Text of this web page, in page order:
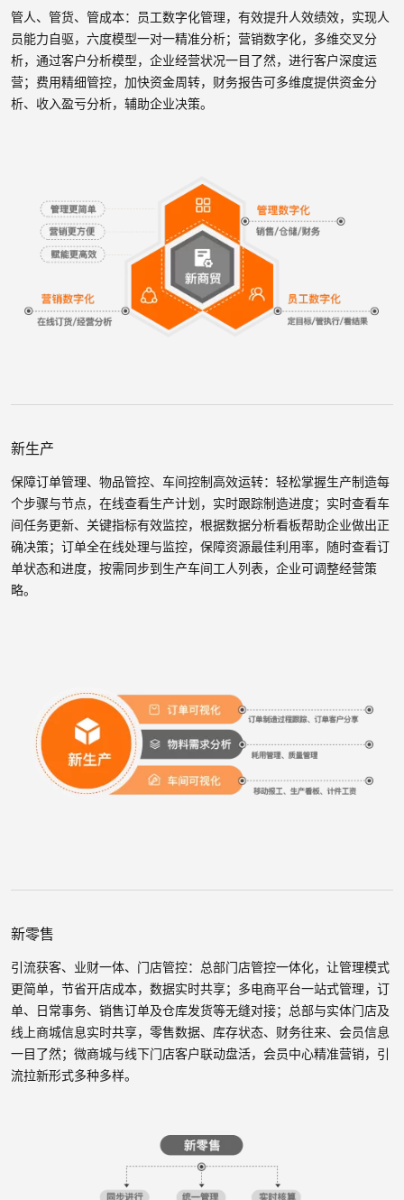
管人、管货、管成本：员工数字化管理，有效提升人效绩效，实现人
员能力自驱，六度模型一对一精准分析；营销数字化，多维交叉分
析，通过客户分析模型，企业经营状况一目了然，进行客户深度运
营；费用精细管控，加快资金周转，财务报告可多维度提供资金分
析、收入盈亏分析，辅助企业决策。
新生产
保障订单管理、物品管控、车间控制高效运转：轻松掌握生产制造每
个步骤与节点，在线查看生产计划，实时跟踪制造进度；实时查看车
间任务更新、关键指标有效监控，根据数据分析看板帮助企业做出正
确决策；订单全在线处理与监控，保障资源最佳利用率，随时查看订
单状态和进度，按需同步到生产车间工人列表，企业可调整经营策
略。
新零售
引流获客、业财一体、门店管控：总部门店管控一体化，让管理模式
更简单，节省开店成本，数据实时共享；多电商平台一站式管理，订
单、日常事务、销售订单及仓库发货等无缝对接；总部与实体门店及
线上商城信息实时共享，零售数据、库存状态、财务往来、会员信息
一目了然；微商城与线下门店客户联动盘活，会员中心精准营销，引
流拉新形式多种多样。